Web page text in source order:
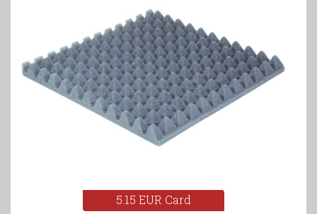
5.15 EUR Card